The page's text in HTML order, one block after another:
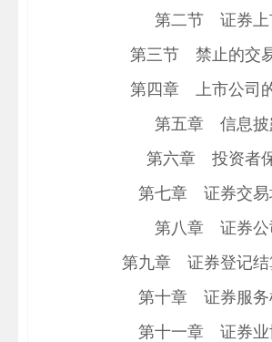
第二节 证券上
第三节 禁止的交
第四章 上市公司
第五章 信息披
第六章 投资者
第七章 证券交易
第八章 证券公
第九章 证券登记结
第十章 证券服务
第十一章 证券业